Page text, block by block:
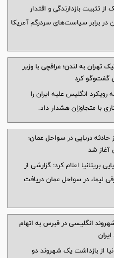
از تثبیت بازدارندگی و اقتدار
در برابر سیاست‌های سردرگم آمریکا
تهران به لندن؛ عراقچی با وزیر
گفت‌وگو کرد
رویکرد انگلیس علیه ایران را
با متجاوزان هشدار داد.
حادثه دریایی در سواحل عمان؛
آغاز شد
بریتانیا اعلام کرد: گزارشی از
شرقی لیما، در سواحل عمان دریافت
انگلیسی در قبرس به اتهام
از بازداشت یک شهروند دو